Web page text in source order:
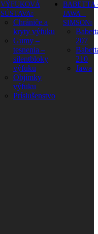
VÝFUKOVÁ
SÚSTAVA
Chrániče a
kryty výfuku
Gumy –
tesnenia –
silentbloky
výfuku
Objímky
výfuku
Príslušenstvo
BABETTA
JAWA –
SIMSON
207
210
Jawa